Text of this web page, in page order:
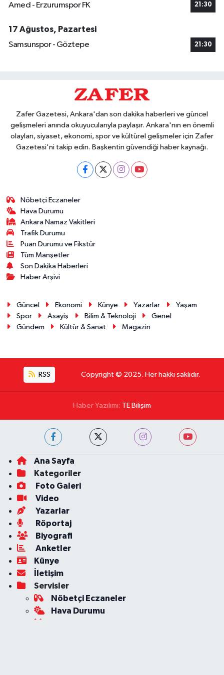
Amed - Erzurumspor FK 21:30
17 Ağustos, Pazartesi
Samsunspor - Göztepe
21:30
Zafer Gazetesi, Ankara'dan son dakika haberleri ve güncel
gelişmeleri anında okuyucularıyla paylaşır. Ankara'nın en önemli
olayları, siyaset, ekonomi, spor ve kültürel gelişmeler için Zafer
Gazetesi'ni takip edin. Başkentin güvendiği haber kaynağı.
Nöbetçi Eczaneler
Hava Durumu
Ankara Namaz Vakitleri
Trafik Durumu
Puan Durumu ve Fikstür
Tüm Manşetler
Son Dakika Haberleri
Haber Arşivi
Güncel Ekonomi Künye Yazarlar
Yaşam
Spor
Asayiş Bilim & Teknoloji
Genel
Gündem
Kültür & Sanat Magazin
RSS Copyright © 2025. Her hakkı saklıdır.
Haber Yazılımı: TE Bilişim
Ana Sayfa
Kategoriler
Foto Galeri
Video
Yazarlar
Röportaj
Biyografi
Anketler
Künye
İletişim
Servisler
Nöbetçi Eczaneler
Hava Durumu